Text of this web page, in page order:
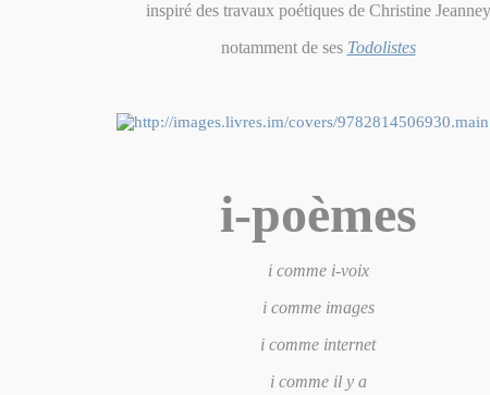
inspiré des travaux poétiques de Christine Jeanney
notamment de ses Todolistes
i-poèmes
i comme i-voix
i comme images
i comme internet
i comme il y a